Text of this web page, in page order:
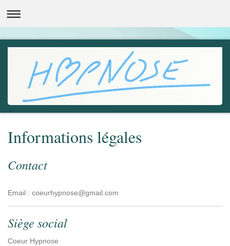
Informations légales
Contact
Email : coeurhypnose@gmail.com
Siège social
Coeur Hypnose